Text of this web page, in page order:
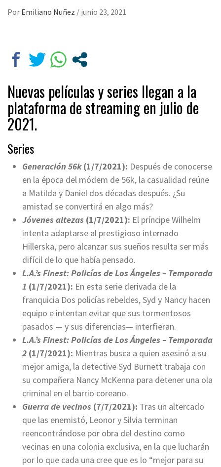
Por Emiliano Nuñez / junio 23, 2021
Nuevas películas y series llegan a la
plataforma de streaming en julio de
2021.
Series
Generación 56k(1/7/2021): Después de conocerse
en la época del módem de 56k, la casualidad reúne
a Matilda y Daniel dos décadas después. ¿Su
amistad se convertirá en algo más?
Jóvenes altezas (1/7/2021): El príncipe Wilhelm
intenta adaptarse al prestigioso internado
Hillerska, pero alcanzar sus sueños resulta ser más
difícil de lo que había pensado.
L.A.’s Finest: Policías de Los Ángeles – Temporada
1 (1/7/2021): En esta serie derivada de la
franquicia Dos policías rebeldes, Syd y Nancy hacen
equipo e intentan evitar que sus tormentosos
pasados — y sus diferencias— interfieran.
L.A.’s Finest: Policías de Los Ángeles – Temporada
2 (1/7/2021): Mientras busca a quien asesinó a su
mejor amiga, la detective Syd Burnett trabaja con
su compañera Nancy McKenna para detener una ola
criminal en el barrio coreano.
Guerra de vecinos (7/7/2021): Tras un altercado
que las enemistó, Leonor y Silvia terminan
reencontrándose por obra del destino como
vecinas en una colonia exclusiva, en la que lucharán
por lo que cada una cree que es lo “mejor para su